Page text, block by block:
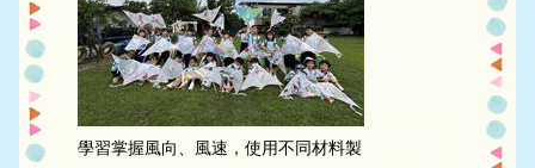
學習掌握風向、風速，使用不同材料製